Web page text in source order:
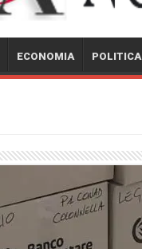
ECONOMIA POLITICA